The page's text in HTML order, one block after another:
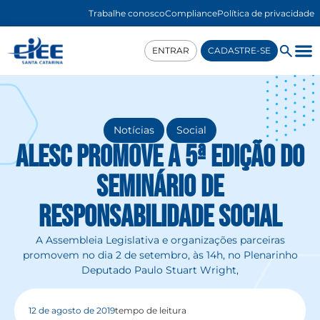
Trabalhe conoscoCompliancePolítica de privacidade
ENTRAR CADASTRE-SE
Notícias , Social
Alesc promove a 5ª edição do
seminário de
Responsabilidade Social
A Assembleia Legislativa e organizações parceiras
promovem no dia 2 de setembro, às 14h, no Plenarinho
Deputado Paulo Stuart Wright,
12 de agosto de 2019tempo de leitura